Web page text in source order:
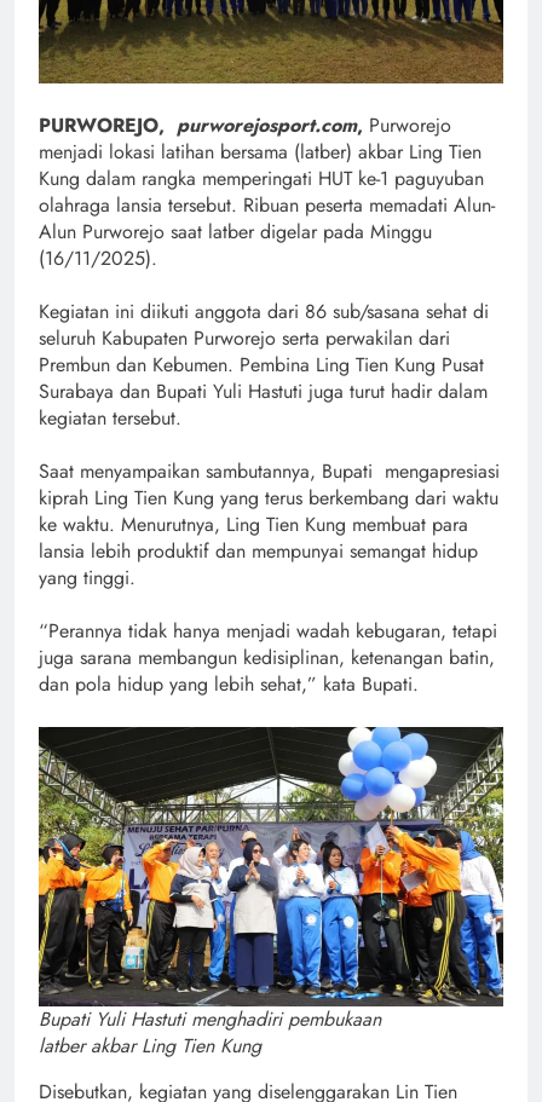
PURWOREJO, purworejosport.com, Purworejo
menjadi lokasi latihan bersama (latber) akbar Ling Tien
Kung dalam rangka memperingati HUT ke-1 paguyuban
olahraga lansia tersebut. Ribuan peserta memadati Alun-
Alun Purworejo saat latber digelar pada Minggu
(16/11/2025).
Kegiatan ini diikuti anggota dari 86 sub/sasana sehat di
seluruh Kabupaten Purworejo serta perwakilan dari
Prembun dan Kebumen. Pembina Ling Tien Kung Pusat
Surabaya dan Bupati Yuli Hastuti juga turut hadir dalam
kegiatan tersebut.
Saat menyampaikan sambutannya, Bupati mengapresiasi
kiprah Ling Tien Kung yang terus berkembang dari waktu
ke waktu. Menurutnya, Ling Tien Kung membuat para
lansia lebih produktif dan mempunyai semangat hidup
yang tinggi.
“Perannya tidak hanya menjadi wadah kebugaran, tetapi
juga sarana membangun kedisiplinan, ketenangan batin,
dan pola hidup yang lebih sehat,” kata Bupati.
Bupati Yuli Hastuti menghadiri pembukaan
latber akbar Ling Tien Kung
Disebutkan, kegiatan yang diselenggarakan Lin Tien